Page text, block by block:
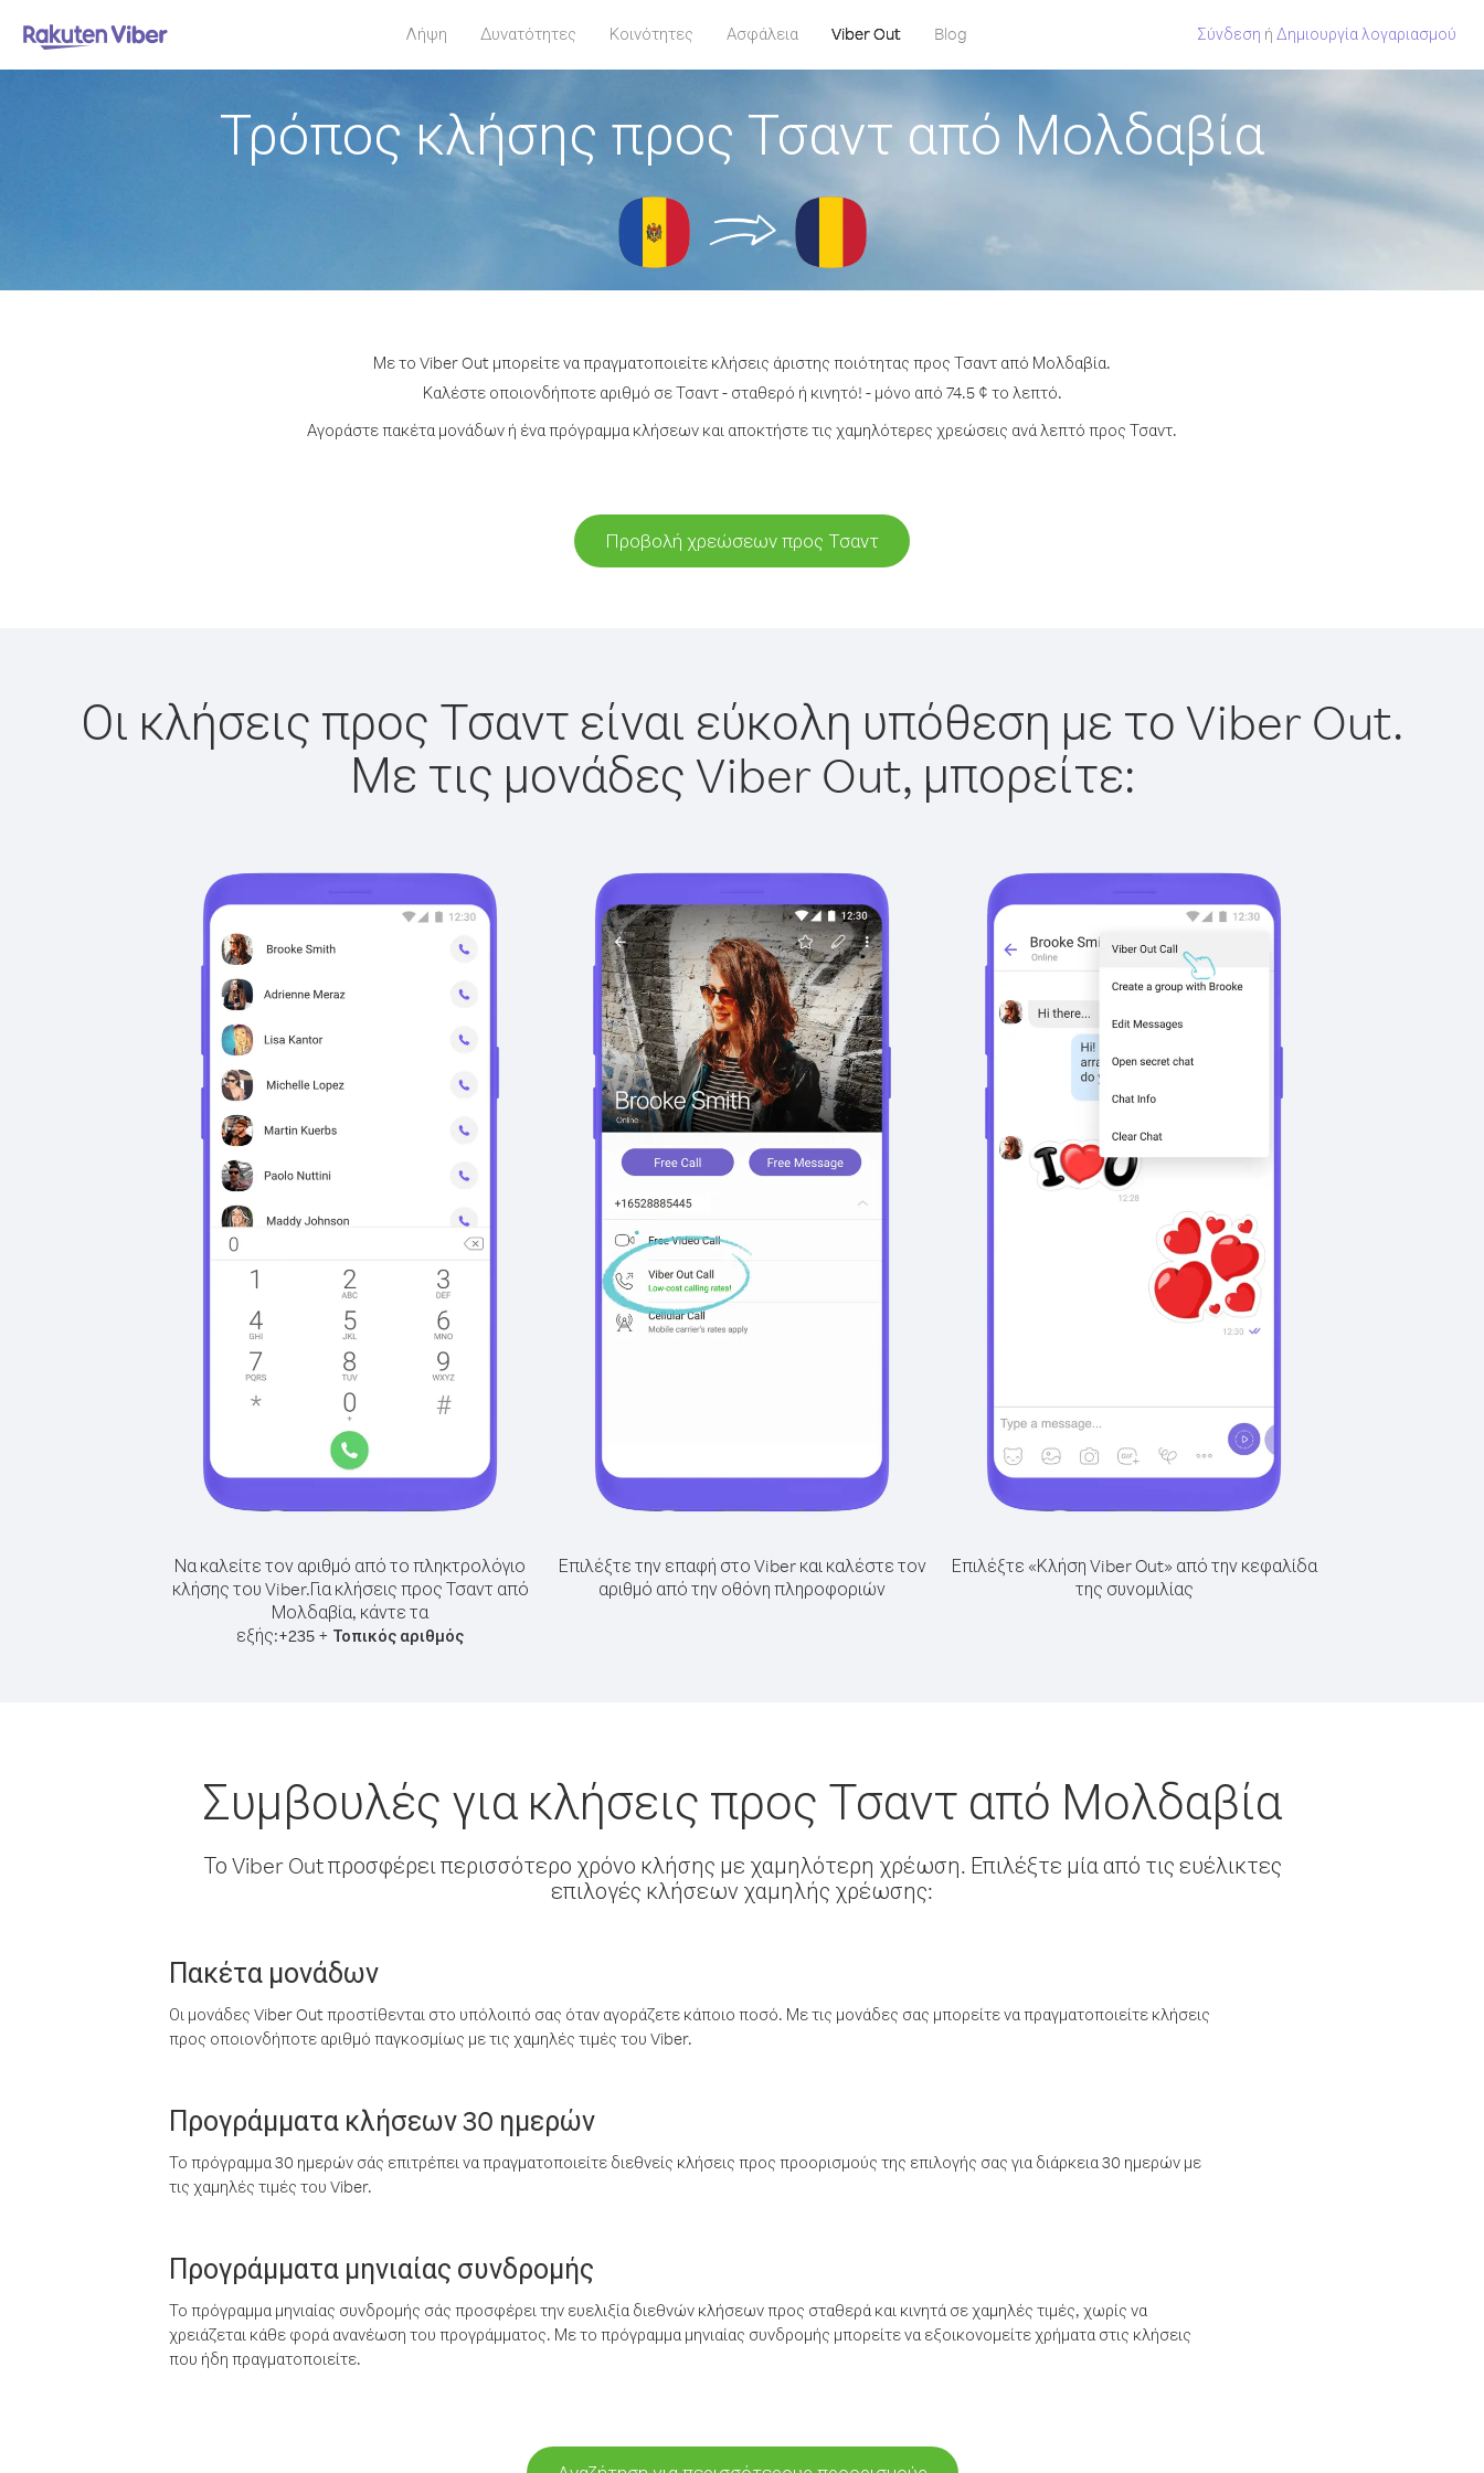
Λήψη Δυνατότητες Κοινότητες Ασφάλεια Viber Out Blog Σύνδεση ή Δημιουργία λογαριασμού
Τρόπος κλήσης προς Τσαντ από Μολδαβία
Με το Viber Out μπορείτε να πραγματοποιείτε κλήσεις άριστης ποιότητας προς Τσαντ από Μολδαβία.
Καλέστε οποιονδήποτε αριθμό σε Τσαντ - σταθερό ή κινητό! - μόνο από 74.5 ¢ το λεπτό.
Αγοράστε πακέτα μονάδων ή ένα πρόγραμμα κλήσεων και αποκτήστε τις χαμηλότερες χρεώσεις ανά λεπτό προς Τσαντ.
Προβολή χρεώσεων προς Τσαντ
Οι κλήσεις προς Τσαντ είναι εύκολη υπόθεση με το Viber Out.
Με τις μονάδες Viber Out, μπορείτε:
Να καλείτε τον αριθμό από το πληκτρολόγιο
κλήσης του Viber.Για κλήσεις προς Τσαντ από
Μολδαβία, κάντε τα
εξής:+235 + Τοπικός αριθμός
Επιλέξτε την επαφή στο Viber και καλέστε τον
αριθμό από την οθόνη πληροφοριών
Επιλέξτε «Κλήση Viber Out» από την κεφαλίδα
της συνομιλίας
Συμβουλές για κλήσεις προς Τσαντ από Μολδαβία
Το Viber Out προσφέρει περισσότερο χρόνο κλήσης με χαμηλότερη χρέωση. Επιλέξτε μία από τις ευέλικτες
επιλογές κλήσεων χαμηλής χρέωσης:
Πακέτα μονάδων
Οι μονάδες Viber Out προστίθενται στο υπόλοιπό σας όταν αγοράζετε κάποιο ποσό. Με τις μονάδες σας μπορείτε να πραγματοποιείτε κλήσεις
προς οποιονδήποτε αριθμό παγκοσμίως με τις χαμηλές τιμές του Viber.
Προγράμματα κλήσεων 30 ημερών
Το πρόγραμμα 30 ημερών σάς επιτρέπει να πραγματοποιείτε διεθνείς κλήσεις προς προορισμούς της επιλογής σας για διάρκεια 30 ημερών με
τις χαμηλές τιμές του Viber.
Προγράμματα μηνιαίας συνδρομής
Το πρόγραμμα μηνιαίας συνδρομής σάς προσφέρει την ευελιξία διεθνών κλήσεων προς σταθερά και κινητά σε χαμηλές τιμές, χωρίς να
χρειάζεται κάθε φορά ανανέωση του προγράμματος. Με το πρόγραμμα μηνιαίας συνδρομής μπορείτε να εξοικονομείτε χρήματα στις κλήσεις
που ήδη πραγματοποιείτε.